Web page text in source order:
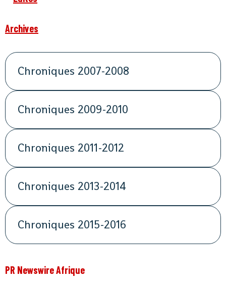
Archives
Chroniques 2007-2008
Chroniques 2009-2010
Chroniques 2011-2012
Chroniques 2013-2014
Chroniques 2015-2016
PR Newswire Afrique